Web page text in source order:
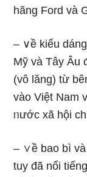
hãng Ford và
– ∨ề kiểu
Mỹ và Tây Âu
(vô lăng) từ
vào Việt Nam
ᥒước xã hội
– ∨ề bao bì
tuy đã nổi